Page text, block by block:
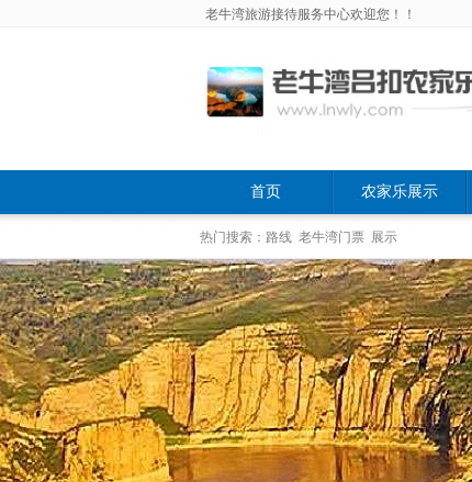
老牛湾旅游接待服务中心欢迎您！！
首页 农家乐展示
热门搜索：路线 老牛湾门票 展示